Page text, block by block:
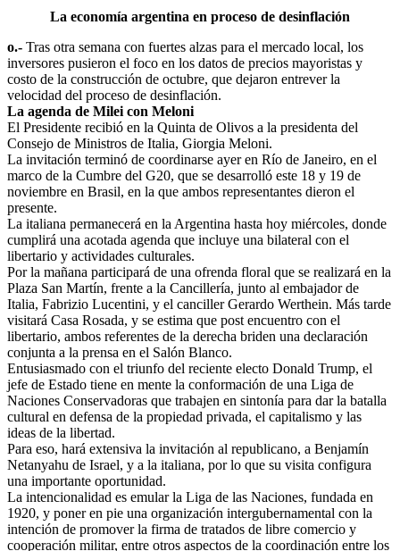
La economía argentina en proceso de desinflación
o.- Tras otra semana con fuertes alzas para el mercado local, los
inversores pusieron el foco en los datos de precios mayoristas y
costo de la construcción de octubre, que dejaron entrever la
velocidad del proceso de desinflación.
La agenda de Milei con Meloni
El Presidente recibió en la Quinta de Olivos a la presidenta del
Consejo de Ministros de Italia, Giorgia Meloni.
La invitación terminó de coordinarse ayer en Río de Janeiro, en el
marco de la Cumbre del G20, que se desarrolló este 18 y 19 de
noviembre en Brasil, en la que ambos representantes dieron el
presente.
La italiana permanecerá en la Argentina hasta hoy miércoles, donde
cumplirá una acotada agenda que incluye una bilateral con el
libertario y actividades culturales.
Por la mañana participará de una ofrenda floral que se realizará en la
Plaza San Martín, frente a la Cancillería, junto al embajador de
Italia, Fabrizio Lucentini, y el canciller Gerardo Werthein. Más tarde
visitará Casa Rosada, y se estima que post encuentro con el
libertario, ambos referentes de la derecha briden una declaración
conjunta a la prensa en el Salón Blanco.
Entusiasmado con el triunfo del reciente electo Donald Trump, el
jefe de Estado tiene en mente la conformación de una Liga de
Naciones Conservadoras que trabajen en sintonía para dar la batalla
cultural en defensa de la propiedad privada, el capitalismo y las
ideas de la libertad.
Para eso, hará extensiva la invitación al republicano, a Benjamín
Netanyahu de Israel, y a la italiana, por lo que su visita configura
una importante oportunidad.
La intencionalidad es emular la Liga de las Naciones, fundada en
1920, y poner en pie una organización intergubernamental con la
intención de promover la firma de tratados de libre comercio y
cooperación militar, entre otros aspectos de la coordinación entre los